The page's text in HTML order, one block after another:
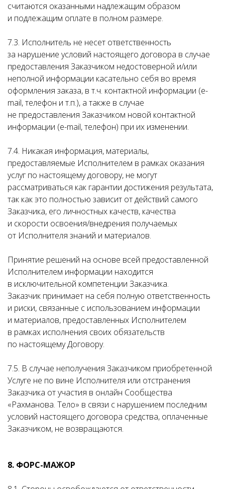
считаются оказанными надлежащим образом
и подлежащим оплате в полном размере.
7.3. Исполнитель не несет ответственность
за нарушение условий настоящего договора в случае
предоставления Заказчиком недостоверной и/или
неполной информации касательно себя во время
оформления заказа, в т.ч. контактной информации (e-
mail, телефон и т.п.), а также в случае
не предоставления Заказчиком новой контактной
информации (e-mail, телефон) при их изменении.
7.4. Никакая информация, материалы,
предоставляемые Исполнителем в рамках оказания
услуг по настоящему договору, не могут
рассматриваться как гарантии достижения результата,
так как это полностью зависит от действий самого
Заказчика, его личностных качеств, качества
и скорости освоения/внедрения получаемых
от Исполнителя знаний и материалов.
Принятие решений на основе всей предоставленной
Исполнителем информации находится
в исключительной компетенции Заказчика.
Заказчик принимает на себя полную ответственность
и риски, связанные с использованием информации
и материалов, предоставленных Исполнителем
в рамках исполнения своих обязательств
по настоящему Договору.
7.5. В случае неполучения Заказчиком приобретенной
Услуге не по вине Исполнителя или отстранения
Заказчика от участия в онлайн Сообщества
«Рахманова. Тело» в связи с нарушением последним
условий настоящего договора средства, оплаченные
Заказчиком, не возвращаются.
8. ФОРС-МАЖОР